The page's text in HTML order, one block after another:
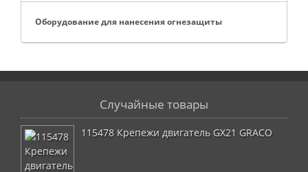
Оборудование для нанесения огнезащиты
Случайные товары
115478 Крепежи двигатель GX21 GRACO